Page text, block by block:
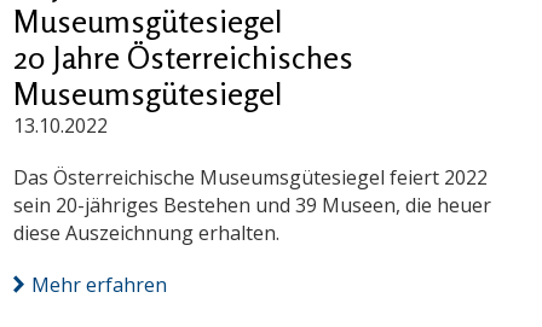
Museumsgütesiegel
20 Jahre Österreichisches
Museumsgütesiegel
13.10.2022
Das Österreichische Museumsgütesiegel feiert 2022
sein 20-jähriges Bestehen und 39 Museen, die heuer
diese Auszeichnung erhalten.
Mehr erfahren